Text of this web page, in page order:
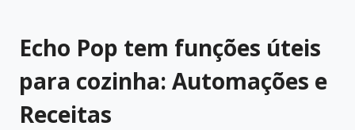
Echo Pop tem funções úteis
para cozinha: Automações e
Receitas